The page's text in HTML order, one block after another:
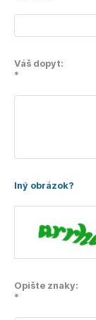
Váš dopyt:
*
Iný obrázok?
Opište znaky:
*